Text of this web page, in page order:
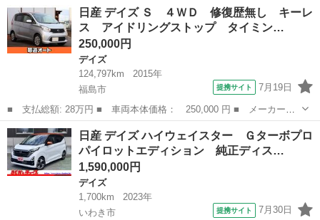
ター Ｘ プロパイロットエディション 純正９インチナビ アラウ
ンドビュ...
福島 郡山市 デイズ
日産 デイズ Ｓ ４ＷＤ 修復歴無し キーレ
ス アイドリングストップ タイミン…
250,000円
デイズ
124,797km
2015年
福島市
提携サイト 7月19日
■ 支払総額: 28万円 ■ 車両本体価格： 250,000 円 ■ メーカー
名： 日産 ■ 車種名： デイズ ■ グレード名： Ｓ ４ＷＤ 修
復歴無し キーレス アイドリングストップ タイミングチェーン
運転席シートヒー...
福島 福島市 デイズ
日産 デイズ ハイウェイスター Ｇターボプロ
パイロットエディション 純正ディス…
1,590,000円
デイズ
1,700km
2023年
いわき市
提携サイト 7月30日